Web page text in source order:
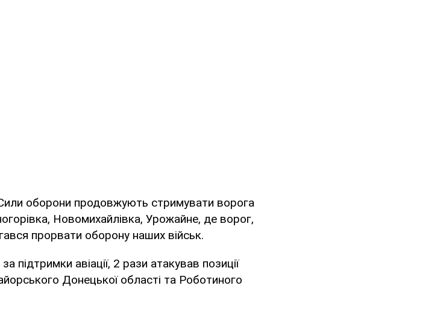
оборони продовжують стримувати ворога
Новомихайлівка, Урожайне, де ворог,
прорвати оборону наших військ.
за підтримки авіації, 2 рази атакував позиції
Донецької області та Роботиного